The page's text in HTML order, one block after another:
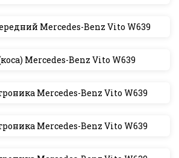
Mercedes-Benz Vito W639
Mercedes-Benz Vito W639
Mercedes-Benz Vito W639
Mercedes-Benz Vito W639